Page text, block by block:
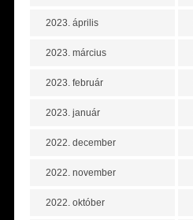
2023. április
2023. március
2023. február
2023. január
2022. december
2022. november
2022. október